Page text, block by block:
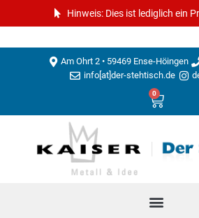
Hinweis: Dies ist lediglich ein
Am Ohrt 2 • 59469 Ense-Höingen
info[at]der-stehtisch.de
0